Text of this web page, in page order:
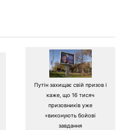
Путін захищає свій призов і
каже, що 16 тисяч
призовників уже
«виконують бойові
завдання